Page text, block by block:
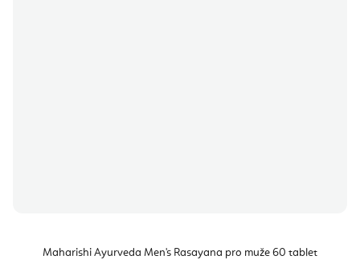
Maharishi Ayurveda Men's Rasayana pro muže 60 tablet